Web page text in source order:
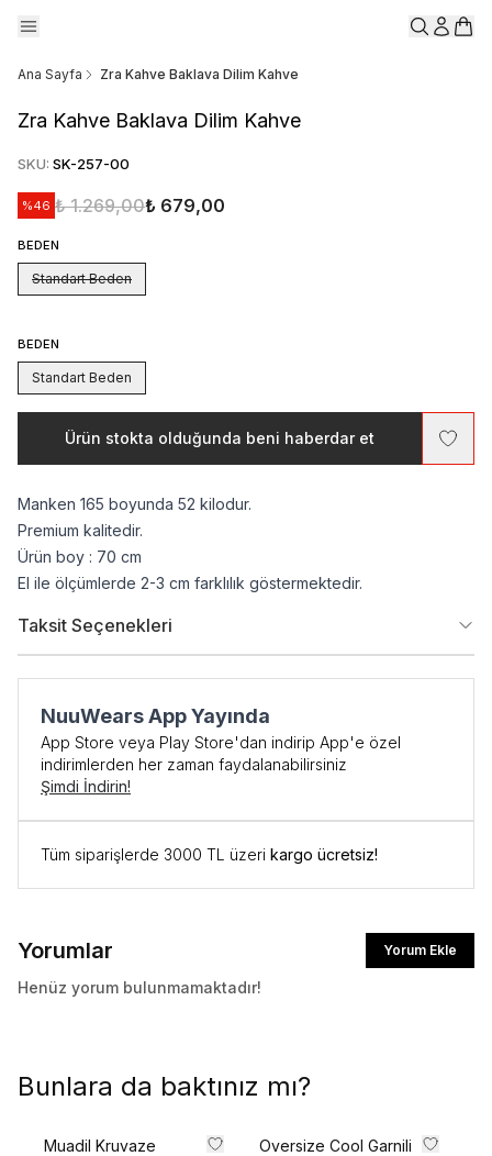
Ana Sayfa Zra Kahve Baklava Dilim Kahve
Zra Kahve Baklava Dilim Kahve
SKU: SK-257-00
%46 ₺ 1.269,00₺ 679,00
BEDEN
Standart Beden
BEDEN
Standart Beden
Ürün stokta olduğunda beni haberdar et
Manken 165 boyunda 52 kilodur.
Premium kalitedir.
Ürün boy : 70 cm
El ile ölçümlerde 2-3 cm farklılık göstermektedir.
Taksit Seçenekleri
NuuWears App Yayında
App Store veya Play Store'dan indirip App'e özel
indirimlerden her zaman faydalanabilirsiniz
Şimdi İndirin!
Tüm siparişlerde 3000 TL üzeri kargo ücretsiz!
Yorumlar Yorum Ekle
Henüz yorum bulunmamaktadır!
Bunlara da baktınız mı?
Muadil Kruvaze
Oversize Cool Garnili